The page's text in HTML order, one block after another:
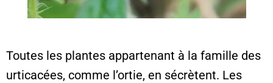
Toutes les plantes appartenant à la famille des
urticacées, comme l’ortie, en sécrètent. Les